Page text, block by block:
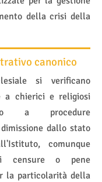
della crisi della
canonico
si verificano
a chierici e religiosi
a procedure
dallo stato
comunque
censure o pene
la particolarità della